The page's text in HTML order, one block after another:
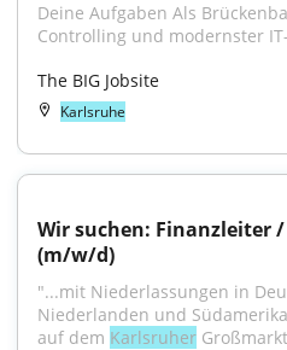
Deine Aufgaben Als
Controlling und modernster
The BIG Jobsite
Karlsruhe
Wir suchen: Finanzleiter
(m/w/d)
"...mit Niederlassungen in
Niederlanden und
auf dem Karlsruher